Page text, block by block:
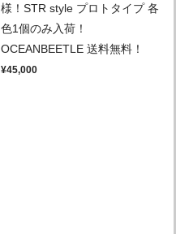
様！STR style プロトタイプ 各
色1個のみ入荷！
OCEANBEETLE 送料無料！
¥45,000